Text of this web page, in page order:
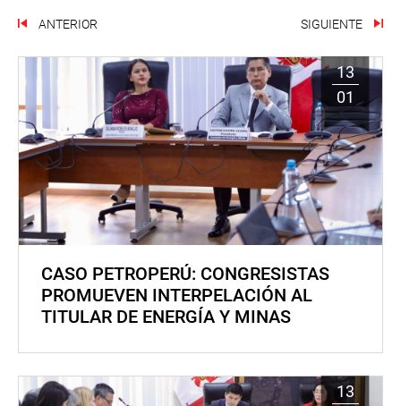
ANTERIOR SIGUIENTE
13
01
CASO PETROPERÚ: CONGRESISTAS
PROMUEVEN INTERPELACIÓN AL
TITULAR DE ENERGÍA Y MINAS
13